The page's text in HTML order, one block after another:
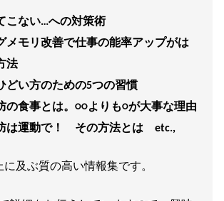
こない…への対策術
メモリ改善で仕事の能率アップがは
法
どい方のための5つの習慣
の食事とは。○○よりも○が大事な理由
は運動で！ その方法とは etc.,
に及ぶ質の高い情報集です。